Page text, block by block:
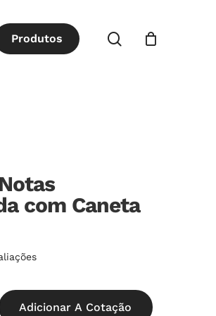
Produtos procurar
com Caneta
Adicionar A Cotação